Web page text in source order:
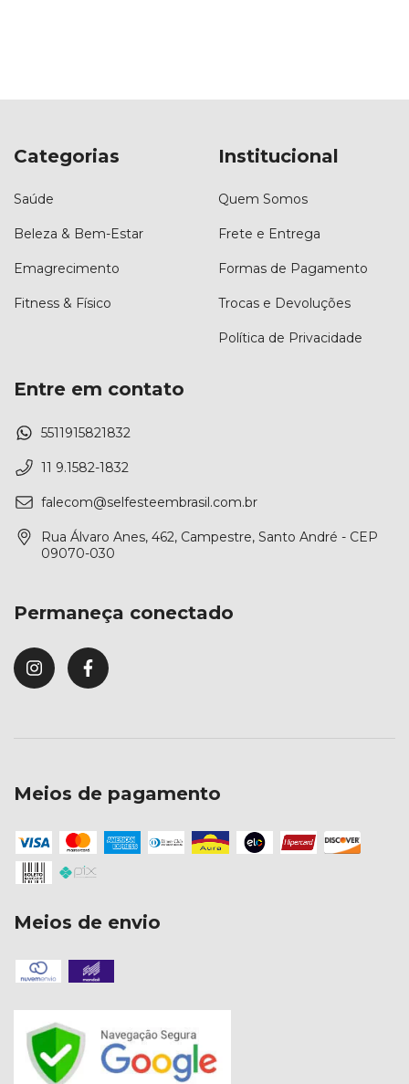
Categorias
Saúde
Beleza & Bem-Estar
Emagrecimento
Fitness & Físico
Institucional
Quem Somos
Frete e Entrega
Formas de Pagamento
Trocas e Devoluções
Política de Privacidade
Entre em contato
5511915821832
11 9.1582-1832
falecom@selfesteembrasil.com.br
Rua Álvaro Anes, 462, Campestre, Santo André - CEP
09070-030
Permaneça conectado
Meios de pagamento
Meios de envio